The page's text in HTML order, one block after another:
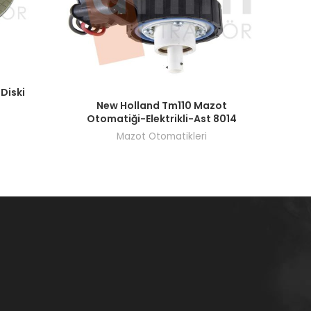
Fiyatları görmek için bayi girişi yapın.
New Holland Tm110 Mazot
Otomatiği-Elektrikli-Ast 8014
Mazot Otomatikleri